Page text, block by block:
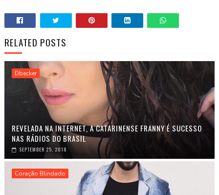
RELATED POSTS
Dbecker
REVELADA NA INTERNET, A CATARINENSE FRANNY É SUCESSO
NAS RÁDIOS DO BRASIL
SEPTEMBER 25, 2018
Coração Blindado